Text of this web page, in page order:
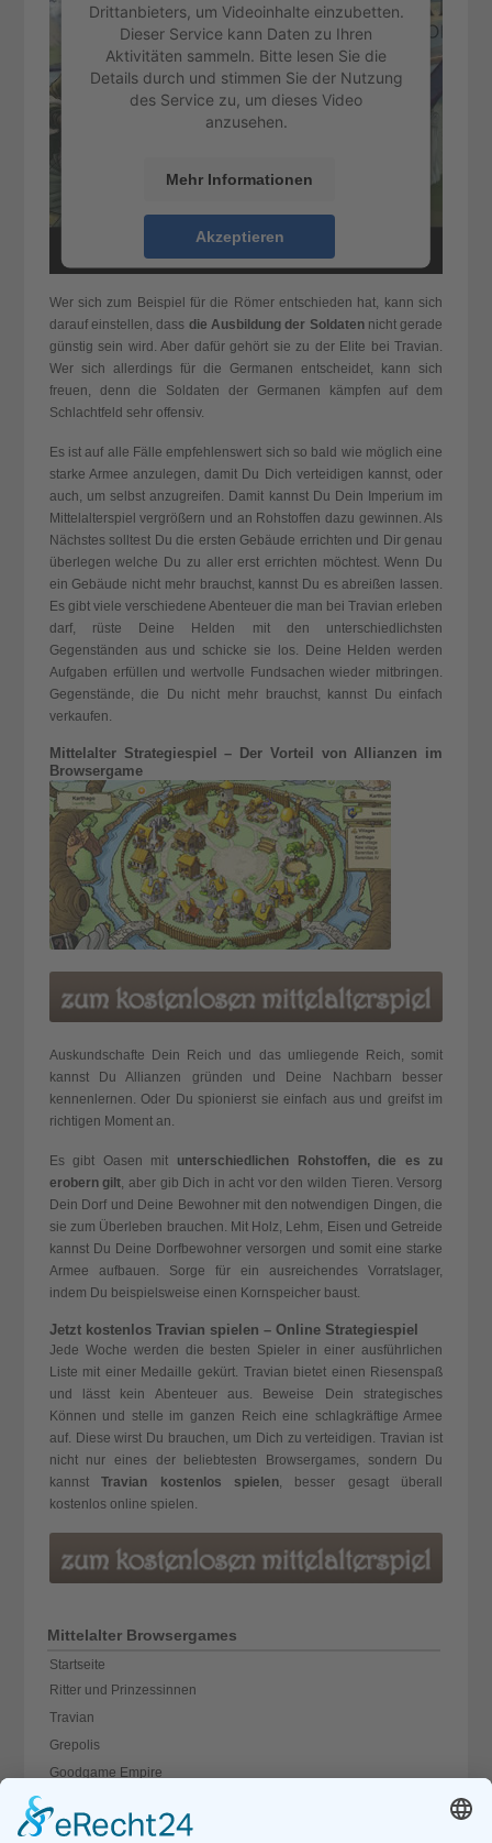
Drittanbieters, um Videoinhalte einzubetten.
Dieser Service kann Daten zu Ihren
Aktivitäten sammeln. Bitte lesen Sie die
Details durch und stimmen Sie der Nutzung
des Service zu, um dieses Video
anzusehen.
Mehr Informationen
Akzeptieren
powered byUsercentrics Consent
Management Platform&eRecht24
Wer sich zum Beispiel für die Römer entschieden hat, kann sich
darauf einstellen, dass die Ausbildung der Soldatennicht gerade
günstig sein wird. Aber dafür gehört sie zu der Elite bei Travian.
Wer sich allerdings für die Germanen entscheidet, kann sich
freuen, denn die Soldaten der Germanen kämpfen auf dem
Schlachtfeld sehr offensiv.
Es ist auf alle Fälle empfehlenswert sich so bald wie möglich eine
starke Armee anzulegen, damit Du Dich verteidigen kannst, oder
auch, um selbst anzugreifen. Damit kannst Du Dein Imperium im
Mittelalterspiel vergrößern und an Rohstoffen dazu gewinnen. Als
Nächstes solltest Du die ersten Gebäude errichten und Dir genau
überlegen welche Du zu aller erst errichten möchtest. Wenn Du
ein Gebäude nicht mehr brauchst, kannst Du es abreißen lassen.
Es gibt viele verschiedene Abenteuer die man bei Travian erleben
darf, rüste Deine Helden mit den unterschiedlichsten
Gegenständen aus und schicke sie los. Deine Helden werden
Aufgaben erfüllen und wertvolle Fundsachen wieder mitbringen.
Gegenstände, die Du nicht mehr brauchst, kannst Du einfach
verkaufen.
Mittelalter Strategiespiel – Der Vorteil von Allianzen im
Browsergame
Auskundschafte Dein Reich und das umliegende Reich, somit
kannst DuAllianzen gründen und Deine Nachbarn besser
kennenlernen. Oder Du spionierst sie einfach aus und greifst im
richtigen Moment an.
Es gibt Oasen mit unterschiedlichen Rohstoffen, die es zu
erobern gilt, aber gib Dich in acht vor den wilden Tieren. Versorg
Dein Dorf und Deine Bewohner mit den notwendigen Dingen, die
sie zum Überleben brauchen. Mit Holz, Lehm, Eisen und Getreide
kannst Du Deine Dorfbewohner versorgen und somit eine starke
Armee aufbauen. Sorge für ein ausreichendes Vorratslager,
indem Du beispielsweise einen Kornspeicher baust.
Jetzt kostenlos Travian spielen – Online Strategiespiel
Jede Woche werden die besten Spieler in einer ausführlichen
Liste mit einer Medaille gekürt. Travian bietet einen Riesenspaß
und lässt kein Abenteuer aus. Beweise Dein strategisches
Können und stelle im ganzen Reich eine schlagkräftige Armee
auf. Diese wirst Du brauchen, um Dich zu verteidigen. Travian ist
nicht nur eines der beliebtesten Browsergames, sondern Du
kannstTravian kostenlos spielen, besser gesagt überall
kostenlos online spielen.
Mittelalter Browsergames
Startseite
Ritter und Prinzessinnen
Travian
Grepolis
Goodgame Empire
Gondal World